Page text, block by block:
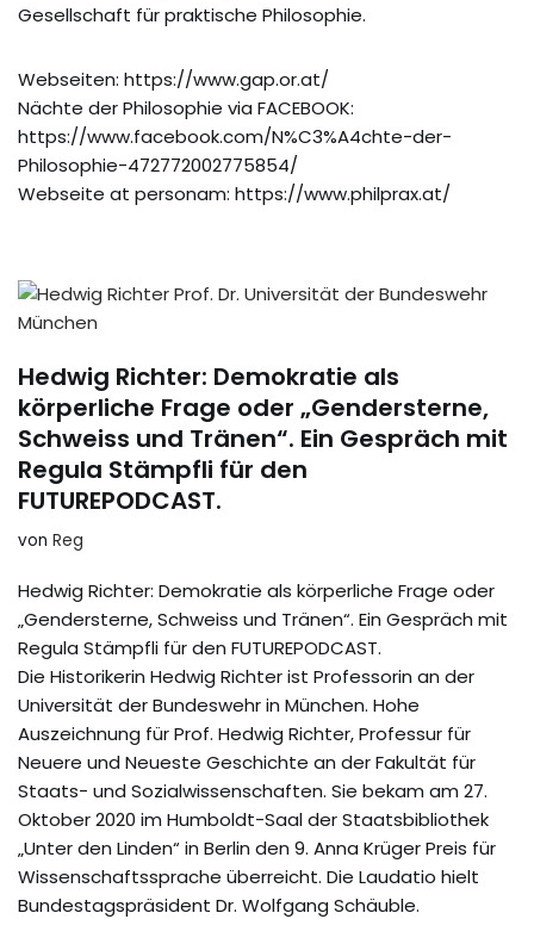
Gesellschaft für praktische Philosophie.
Webseiten: https://www.gap.or.at/
Nächte der Philosophie via FACEBOOK:
https://www.facebook.com/N%C3%A4chte-der-
Philosophie-472772002775854/
Webseite at personam: https://www.philprax.at/
Hedwig Richter: Demokratie als
körperliche Frage oder „Gendersterne,
Schweiss und Tränen“. Ein Gespräch mit
Regula Stämpfli für den
FUTUREPODCAST.
von Reg
Hedwig Richter: Demokratie als körperliche Frage oder
„Gendersterne, Schweiss und Tränen“. Ein Gespräch mit
Regula Stämpfli für den FUTUREPODCAST.
Die Historikerin Hedwig Richter ist Professorin an der
Universität der Bundeswehr in München. Hohe
Auszeichnung für Prof. Hedwig Richter, Professur für
Neuere und Neueste Geschichte an der Fakultät für
Staats- und Sozialwissenschaften. Sie bekam am 27.
Oktober 2020 im Humboldt-Saal der Staatsbibliothek
„Unter den Linden“ in Berlin den 9. Anna Krüger Preis für
Wissenschaftssprache überreicht. Die Laudatio hielt
Bundestagspräsident Dr. Wolfgang Schäuble.